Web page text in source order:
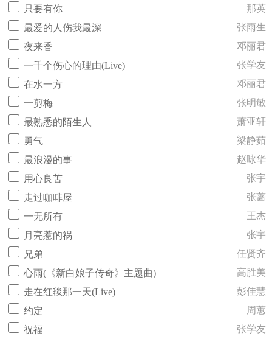
只要有你
那英
最爱的人伤我最深
张雨生
夜来香
邓丽君
一千个伤心的理由(Live)
张学友
在水一方
邓丽君
一剪梅
张明敏
最熟悉的陌生人
萧亚轩
勇气
梁静茹
最浪漫的事
赵咏华
用心良苦
张宇
走过咖啡屋
张蔷
一无所有
王杰
月亮惹的祸
张宇
兄弟
任贤齐
心雨(《新白娘子传奇》主题曲)
高胜美
走在红毯那一天(Live)
彭佳慧
约定
周蕙
祝福
张学友